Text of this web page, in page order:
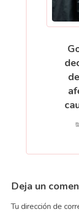
Deja un
Tu dirección de